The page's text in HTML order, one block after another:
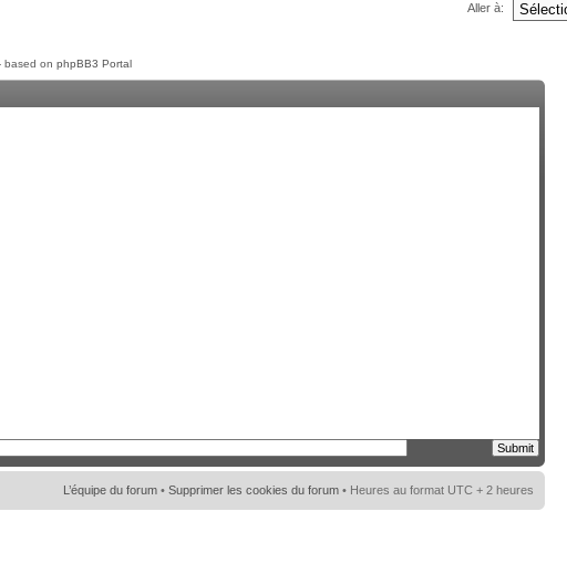
Aller à:
on phpBB3 Portal
L’équipe du forum • Supprimer les cookies du forum • Heures au format UTC + 2 heures